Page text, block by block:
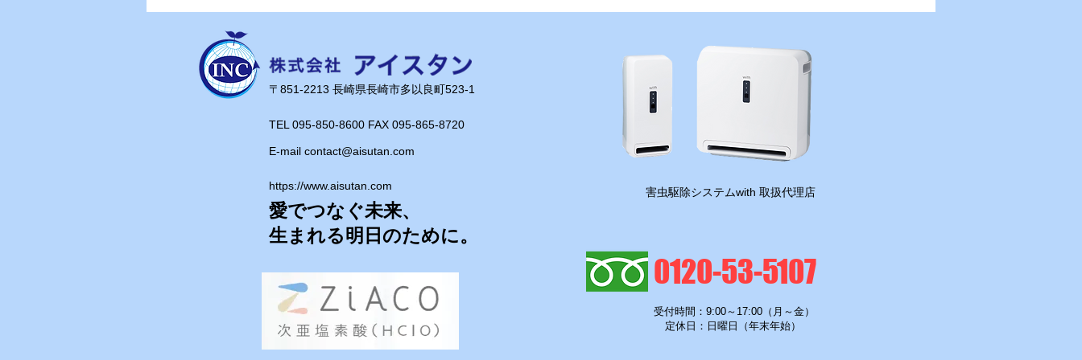
カブ！】
見！
​〒851-2213 長崎県長崎市多以良町523-1
TEL 095-850-8600 FAX 095-865-8720​
E-mail contact@aisutan.com
https://www.aisutan.com
愛でつなぐ未来、
​生まれる明日のために。
​害虫駆除システムwith 取扱代理店
0120-53-5107
受付時間：9:00～17:00（月～金）
定休日：日曜日（年末年始）